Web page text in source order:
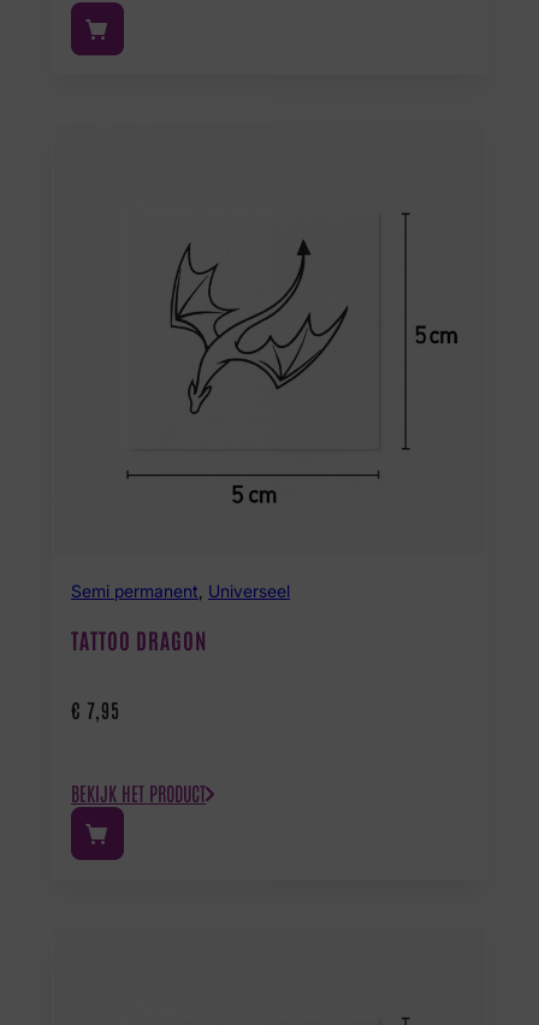
Semi permanent, Universeel
TATTOO DRAGON
€ 7,95
BEKIJK HET PRODUCT